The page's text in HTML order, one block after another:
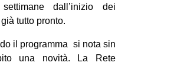
CINEMA
MANIFESTI
MUSICA
dall’inizio dei
tutto pronto.
il programma si nota sin
una novità. La Rete